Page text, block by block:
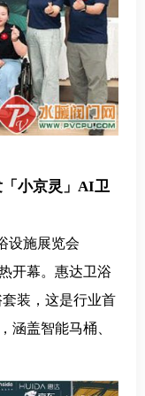
小京灵」AI卫
设施展览会
开幕。惠达卫浴
装，这是行业首
涵盖智能马桶、